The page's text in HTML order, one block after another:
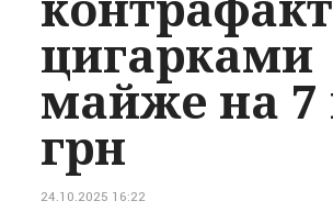
цигарками
майже на
грн
24.10.2025 16:22